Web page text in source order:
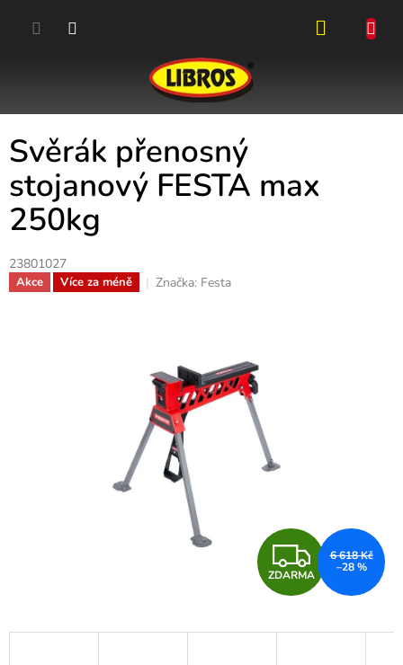
Svěrák přenosný
stojanový FESTA max
250kg
23801027
Akce Více za méně Značka: Festa
Z
D
A
ZDARMA
6 618 Kč
–28 %